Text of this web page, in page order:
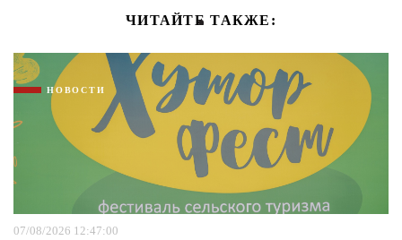
ЧИТАЙТЕ ТАКЖЕ:
НОВОСТИ
07/08/2026 12:47:00